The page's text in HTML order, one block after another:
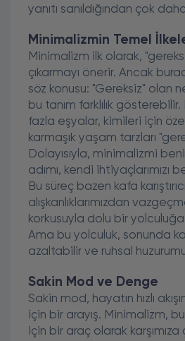
yanıtı sanıldığından çok
Minimalizmin Temel
Minimalizm ilk olarak,
çıkarmayı önerir. Ancak
söz konusu: "Gereksiz" olan
bu tanım farklılık
fazla eşyalar, kimileri için
karmaşık yaşam tarzları
Dolayısıyla, minimalizmi
adımı, kendi ihtiyaçlarımızı
Bu süreç bazen kafa
alışkanlıklarımızdan
korkusuyla dolu bir
Ama bu yolculuk, sonunda
azaltabilir ve ruhsal
Sakin Mod ve Denge
Sakin mod, hayatın hızlı
için bir arayış. Minimalizm,
için bir araç olarak karşımıza